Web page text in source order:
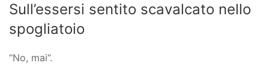
Sull’essersi sentito scavalcato nello
spogliatoio
“No, mai”.